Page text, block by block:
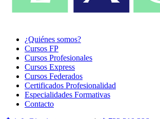
¿Quiénes somos?
Cursos FP
Cursos Profesionales
Cursos Express
Cursos Federados
Certificados Profesionalidad
Especialidades Formativas
Contacto